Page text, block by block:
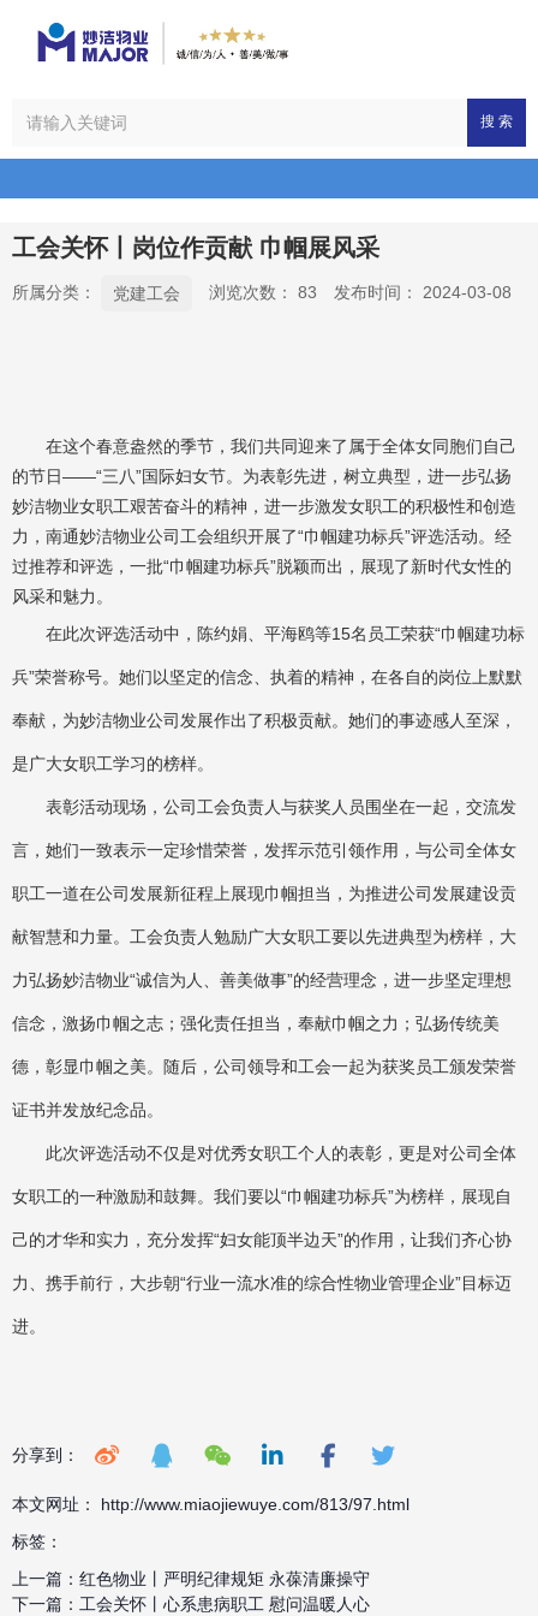
搜 索
工会关怀丨岗位作贡献 巾帼展风采
所属分类： 党建工会 浏览次数： 83 发布时间： 2024-03-08
在这个春意盎然的季节，我们共同迎来了属于全体女同胞们自己
的节日——“三八”国际妇女节。为表彰先进，树立典型，进一步弘扬
妙洁物业女职工艰苦奋斗的精神，进一步激发女职工的积极性和创造
力，南通妙洁物业公司工会组织开展了“巾帼建功标兵”评选活动。经
过推荐和评选，一批“巾帼建功标兵”脱颖而出，展现了新时代女性的
风采和魅力。
在此次评选活动中，陈约娟、平海鸥等15名员工荣获“巾帼建功标
兵”荣誉称号。她们以坚定的信念、执着的精神，在各自的岗位上默默
奉献，为妙洁物业公司发展作出了积极贡献。她们的事迹感人至深，
是广大女职工学习的榜样。
表彰活动现场，公司工会负责人与获奖人员围坐在一起，交流发
言，她们一致表示一定珍惜荣誉，发挥示范引领作用，与公司全体女
职工一道在公司发展新征程上展现巾帼担当，为推进公司发展建设贡
献智慧和力量。工会负责人勉励广大女职工要以先进典型为榜样，大
力弘扬妙洁物业“诚信为人、善美做事”的经营理念，进一步坚定理想
信念，激扬巾帼之志；强化责任担当，奉献巾帼之力；弘扬传统美
德，彰显巾帼之美。随后，公司领导和工会一起为获奖员工颁发荣誉
证书并发放纪念品。
此次评选活动不仅是对优秀女职工个人的表彰，更是对公司全体
女职工的一种激励和鼓舞。我们要以“巾帼建功标兵”为榜样，展现自
己的才华和实力，充分发挥“妇女能顶半边天”的作用，让我们齐心协
力、携手前行，大步朝“行业一流水准的综合性物业管理企业”目标迈
进。
分享到：
本文网址： http://www.miaojiewuye.com/813/97.html
标签：
上一篇： 红色物业丨严明纪律规矩 永葆清廉操守
下一篇： 工会关怀丨心系患病职工 慰问温暖人心